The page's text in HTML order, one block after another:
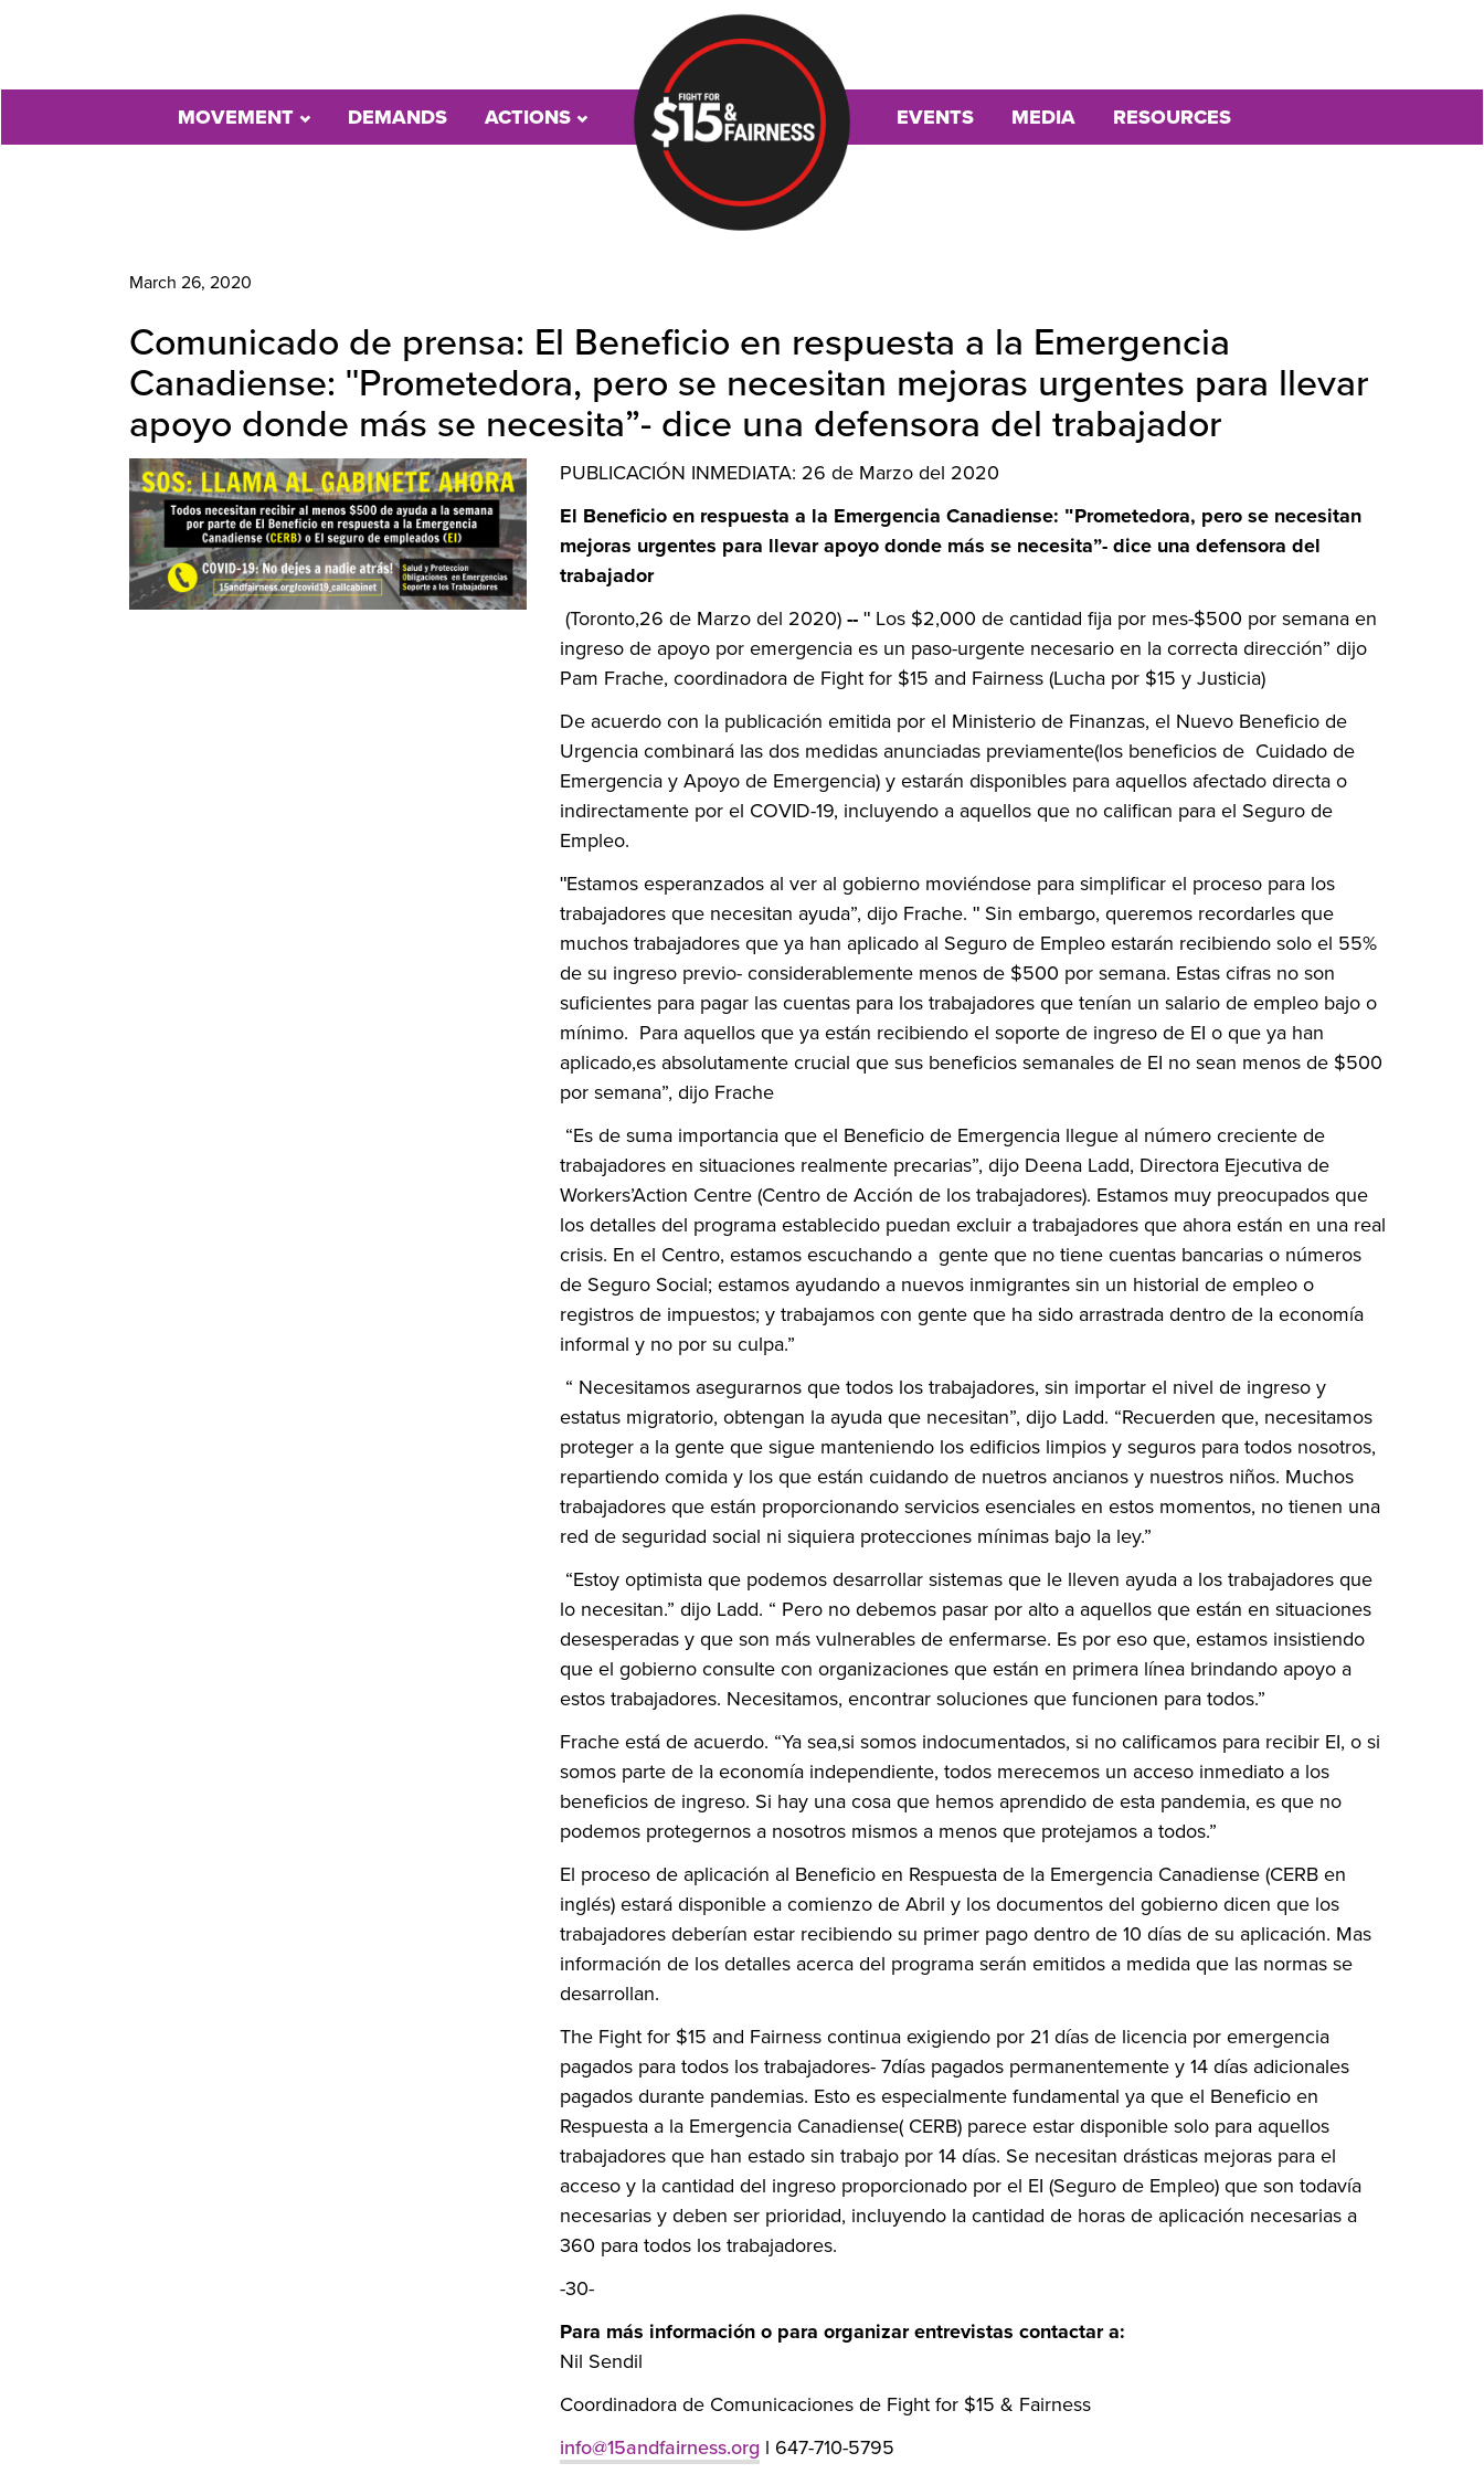
MOVEMENT DEMANDS ACTIONS EVENTS MEDIA RESOURCES
March 26, 2020
Comunicado de prensa: El Beneficio en respuesta a la Emergencia
Canadiense: ʺPrometedora, pero se necesitan mejoras urgentes para llevar
apoyo donde más se necesita”- dice una defensora del trabajador
PUBLICACIÓN INMEDIATA: 26 de Marzo del 2020
El Beneficio en respuesta a la Emergencia Canadiense: ʺPrometedora, pero se necesitan
mejoras urgentes para llevar apoyo donde más se necesita”- dice una defensora del
trabajador
(Toronto,26 de Marzo del 2020)-- ʺ Los $2,000 de cantidad fija por mes-$500 por semana en
ingreso de apoyo por emergencia es un paso-urgente necesario en la correcta dirección” dijo
Pam Frache, coordinadora de Fight for $15 and Fairness (Lucha por $15 y Justicia)
De acuerdo con la publicación emitida por el Ministerio de Finanzas, el Nuevo Beneficio de
Urgencia combinará las dos medidas anunciadas previamente(los beneficios de Cuidado de
Emergencia y Apoyo de Emergencia) y estarán disponibles para aquellos afectado directa o
indirectamente por el COVID-19, incluyendo a aquellos que no califican para el Seguro de
Empleo.
ʺEstamos esperanzados al ver al gobierno moviéndose para simplificar el proceso para los
trabajadores que necesitan ayuda”, dijo Frache. ʺ Sin embargo, queremos recordarles que
muchos trabajadores que ya han aplicado al Seguro de Empleo estarán recibiendo solo el 55%
de su ingreso previo- considerablemente menos de $500 por semana. Estas cifras no son
suficientes para pagar las cuentas para los trabajadores que tenían un salario de empleo bajo o
mínimo. Para aquellos que ya están recibiendo el soporte de ingreso de EI o que ya han
aplicado,es absolutamente crucial que sus beneficios semanales de EI no sean menos de $500
por semana”, dijo Frache
“Es de suma importancia que el Beneficio de Emergencia llegue al número creciente de
trabajadores en situaciones realmente precarias”, dijo Deena Ladd, Directora Ejecutiva de
Workers’Action Centre (Centro de Acción de los trabajadores). Estamos muy preocupados que
los detalles del programa establecido puedan excluir a trabajadores que ahora están en una real
crisis. En el Centro, estamos escuchando a gente que no tiene cuentas bancarias o números
de Seguro Social; estamos ayudando a nuevos inmigrantes sin un historial de empleo o
registros de impuestos; y trabajamos con gente que ha sido arrastrada dentro de la economía
informal y no por su culpa.”
“ Necesitamos asegurarnos que todos los trabajadores, sin importar el nivel de ingreso y
estatus migratorio, obtengan la ayuda que necesitan”, dijo Ladd. “Recuerden que, necesitamos
proteger a la gente que sigue manteniendo los edificios limpios y seguros para todos nosotros,
repartiendo comida y los que están cuidando de nuetros ancianos y nuestros niños. Muchos
trabajadores que están proporcionando servicios esenciales en estos momentos, no tienen una
red de seguridad social ni siquiera protecciones mínimas bajo la ley.”
“Estoy optimista que podemos desarrollar sistemas que le lleven ayuda a los trabajadores que
lo necesitan.” dijo Ladd. “ Pero no debemos pasar por alto a aquellos que están en situaciones
desesperadas y que son más vulnerables de enfermarse. Es por eso que, estamos insistiendo
que el gobierno consulte con organizaciones que están en primera línea brindando apoyo a
estos trabajadores. Necesitamos, encontrar soluciones que funcionen para todos.”
Frache está de acuerdo. “Ya sea,si somos indocumentados, si no calificamos para recibir EI, o si
somos parte de la economía independiente, todos merecemos un acceso inmediato a los
beneficios de ingreso. Si hay una cosa que hemos aprendido de esta pandemia, es que no
podemos protegernos a nosotros mismos a menos que protejamos a todos.”
El proceso de aplicación al Beneficio en Respuesta de la Emergencia Canadiense (CERB en
inglés) estará disponible a comienzo de Abril y los documentos del gobierno dicen que los
trabajadores deberían estar recibiendo su primer pago dentro de 10 días de su aplicación. Mas
información de los detalles acerca del programa serán emitidos a medida que las normas se
desarrollan.
The Fight for $15 and Fairness continua exigiendo por 21 días de licencia por emergencia
pagados para todos los trabajadores- 7días pagados permanentemente y 14 días adicionales
pagados durante pandemias. Esto es especialmente fundamental ya que el Beneficio en
Respuesta a la Emergencia Canadiense( CERB) parece estar disponible solo para aquellos
trabajadores que han estado sin trabajo por 14 días. Se necesitan drásticas mejoras para el
acceso y la cantidad del ingreso proporcionado por el EI (Seguro de Empleo) que son todavía
necesarias y deben ser prioridad, incluyendo la cantidad de horas de aplicación necesarias a
360 para todos los trabajadores.
-30-
Para más información o para organizar entrevistas contactar a:
Nil Sendil
Coordinadora de Comunicaciones de Fight for $15 & Fairness
info@15andfairness.org l 647-710-5795